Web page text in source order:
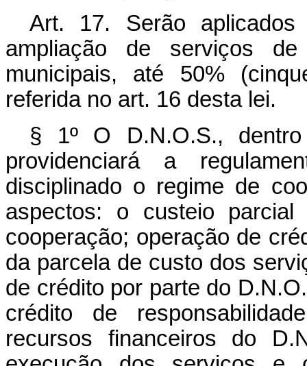
Art. 17. Serão aplicados
ampliação de serviços de
municipais, até 50%
referida no art. 16 desta lei.
§ 1º O D.N.O.S.,
providenciará a
disciplinado o regime de
aspectos: o custeio
cooperação; operação de
da parcela de custo dos
de crédito por parte do
crédito de
recursos financeiros do